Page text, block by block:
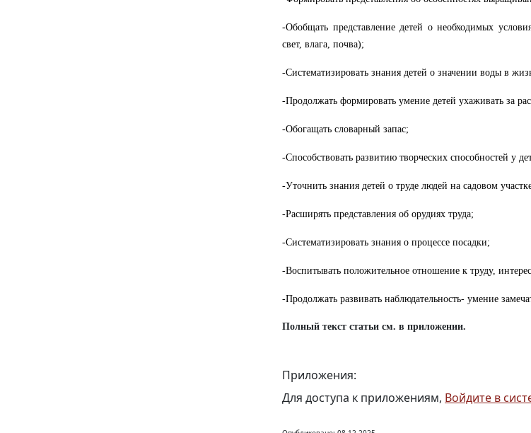
-Обобщать представление детей о необходимых
свет, влага, почва);
-Систематизировать знания детей о значении воды в
-Продолжать формировать умение детей ухаживать за
-Обогащать словарный запас;
-Способствовать развитию творческих способностей у
-Уточнить знания детей о труде людей на садовом
-Расширять представления об орудиях труда;
-Систематизировать знания о процессе посадки;
-Воспитывать положительное отношение к труду,
-Продолжать развивать наблюдательность- умение
Полный текст статьи см. в приложении.
Приложения:
Для доступа к приложениям, Войдите в